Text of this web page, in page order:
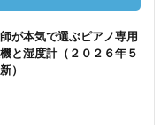
が本気で選ぶピアノ専用
と湿度計（２０２６年５
）